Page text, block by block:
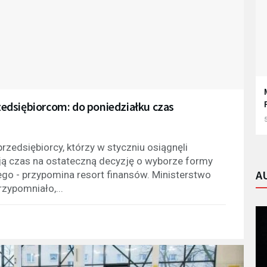
do poniedziałku czas
którzy w styczniu osiągnęli
czas na ostateczną decyzję o wyborze formy
- przypomina resort finansów. Ministerstwo